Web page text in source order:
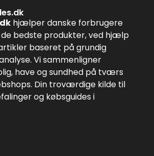
hjælper danske forbrugere
bedste produkter, ved hjælp
baseret på grundig
Vi sammenligner
have og sundhed på tværs
Din troværdige kilde til
og købsguides i